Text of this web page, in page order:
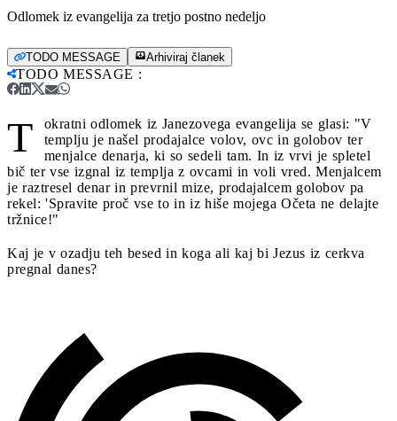
Odlomek iz evangelija za tretjo postno nedeljo
TODO MESSAGE Arhiviraj članek
TODO MESSAGE :
T
okratni odlomek iz Janezovega evangelija se glasi: "V
templju je našel prodajalce volov, ovc in golobov ter
menjalce denarja, ki so sedeli tam. In iz vrvi je spletel
bič ter vse izgnal iz templja z ovcami in voli vred. Menjalcem
je raztresel denar in prevrnil mize, prodajalcem golobov pa
rekel: 'Spravite proč vse to in iz hiše mojega Očeta ne delajte
tržnice!"
Kaj je v ozadju teh besed in koga ali kaj bi Jezus iz cerkva
pregnal danes?